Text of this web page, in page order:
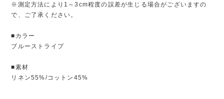
※測定方法により1～3cm程度の誤差が生じる場合がございますの
で、ご了承ください。
■カラー
ブルーストライプ
■素材
リネン55%/コットン45%